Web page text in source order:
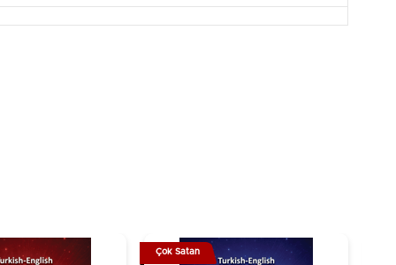
Çok Satan